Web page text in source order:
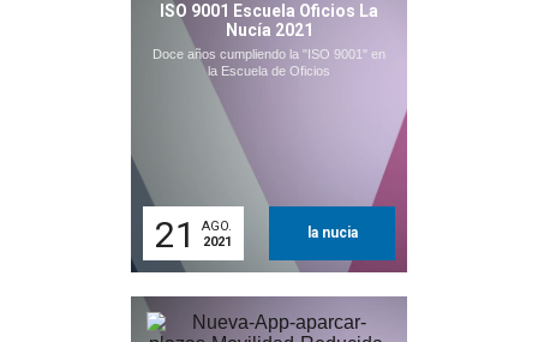
ISO 9001 Escuela Oficios La
Nucía 2021
Doce años cumpliendo la "ISO 9001" en
la Escuela de Oficios
21
AGO.
2021
la nucia